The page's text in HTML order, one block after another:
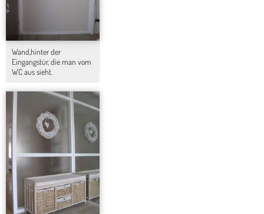
Wand,hinter der
Eingangstür, die man vom
WC aus sieht.